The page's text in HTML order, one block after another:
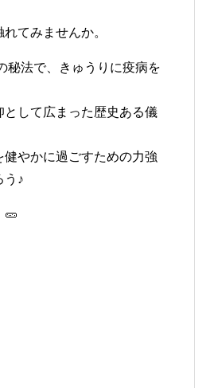
てみませんか。
秘法で、きゅうりに疫病を
して広まった歴史ある儀
健やかに過ごすための力強
う♪
🥒